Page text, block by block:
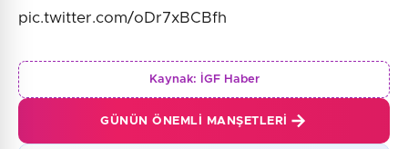
pic.twitter.com/oDr7xBCBfh
Kaynak: İGF Haber
GÜNÜN ÖNEMLI MANŞETLERI